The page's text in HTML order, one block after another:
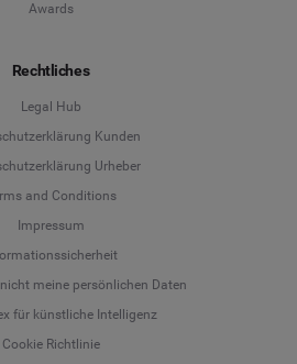
Awards
Rechtliches
Legal Hub
Kunden
Urheber
and Conditions
Impressum
meine persönlichen Daten
für künstliche Intelligenz
Cookie Richtlinie
Deutsch
English